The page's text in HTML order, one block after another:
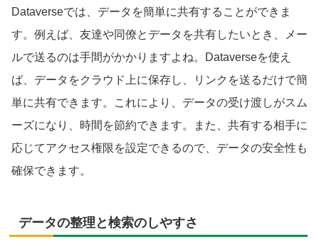
Dataverseでは、データを簡単に共有することができま
す。例えば、友達や同僚とデータを共有したいとき、メー
ルで送るのは手間がかかりますよね。Dataverseを使え
ば、データをクラウド上に保存し、リンクを送るだけで簡
単に共有できます。これにより、データの受け渡しがスム
ーズになり、時間を節約できます。また、共有する相手に
応じてアクセス権限を設定できるので、データの安全性も
確保できます。
データの整理と検索のしやすさ